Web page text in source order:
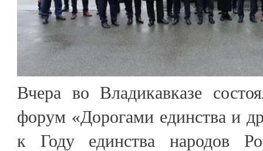
Вчера во Владикавказе
форум «Дорогами единства и
к Году единства народов